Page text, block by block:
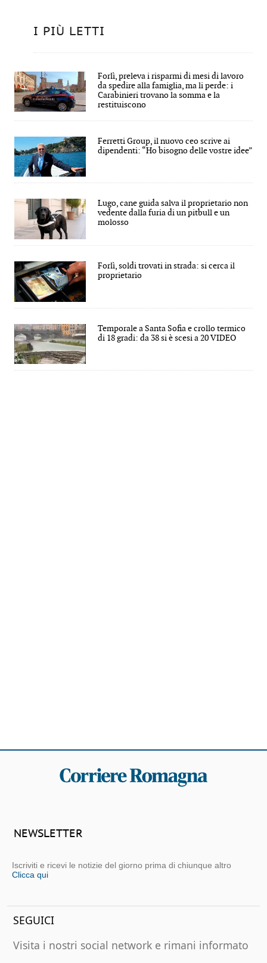
I PIÙ LETTI
Forlì, preleva i risparmi di mesi di lavoro
da spedire alla famiglia, ma li perde: i
Carabinieri trovano la somma e la
restituiscono
Ferretti Group, il nuovo ceo scrive ai
dipendenti: “Ho bisogno delle vostre idee”
Lugo, cane guida salva il proprietario non
vedente dalla furia di un pitbull e un
molosso
Forlì, soldi trovati in strada: si cerca il
proprietario
Temporale a Santa Sofia e crollo termico
di 18 gradi: da 38 si è scesi a 20 VIDEO
NEWSLETTER
Iscriviti e ricevi le notizie del giorno prima di chiunque altro
Clicca qui
SEGUICI
Visita i nostri social network e rimani informato